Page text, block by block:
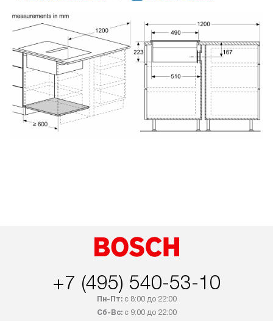
+7 (495) 540-53-10
Пн-Пт:с 8:00 до 22:00
Сб-Вс:с 9:00 до 22:00